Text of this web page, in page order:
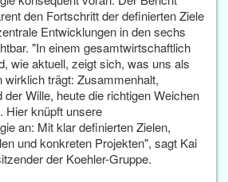
den Fortschritt der definierten Ziele
Entwicklungen in den sechs
"In einem gesamtwirtschaftlich
wie aktuell, zeigt sich, was uns als
wirklich trägt: Zusammenhalt,
Wille, heute die richtigen Weichen
Hier knüpft unsere
an: Mit klar definierten Zielen,
und konkreten Projekten", sagt Kai
der Koehler-Gruppe.